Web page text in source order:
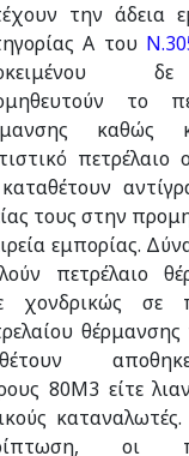
την άδεια
Α του
το
καθώς
πετρέλαιο
τους στην
εμπορίας.
πετρέλαιο
χονδρικώς σε
80Μ3 είτε
οι